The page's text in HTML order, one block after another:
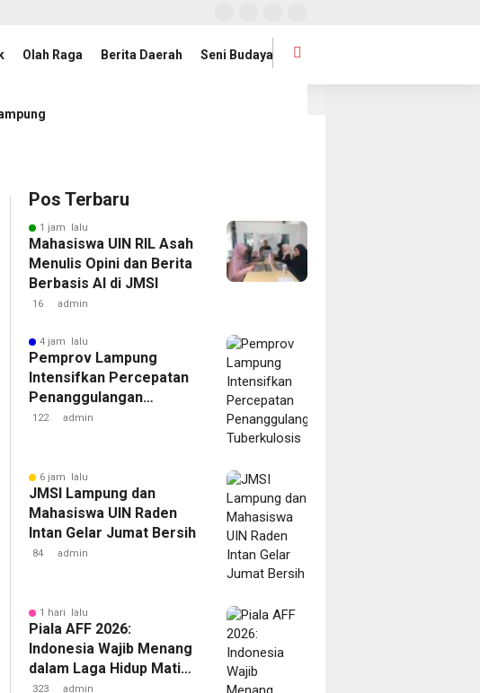
Olah Raga Berita Daerah Seni Budaya
Pos Terbaru
1 jam lalu
Mahasiswa UIN RIL Asah
Menulis Opini dan Berita
Berbasis AI di JMSI
16 admin
4 jam lalu
Pemprov Lampung
Intensifkan Percepatan
Penanggulangan
Tuberkulosis
122 admin
6 jam lalu
JMSI Lampung dan
Mahasiswa UIN Raden
Intan Gelar Jumat Bersih
84 admin
1 hari lalu
Piala AFF 2026:
Indonesia Wajib Menang
dalam Laga Hidup Mati
Lawan Singapura
323 admin